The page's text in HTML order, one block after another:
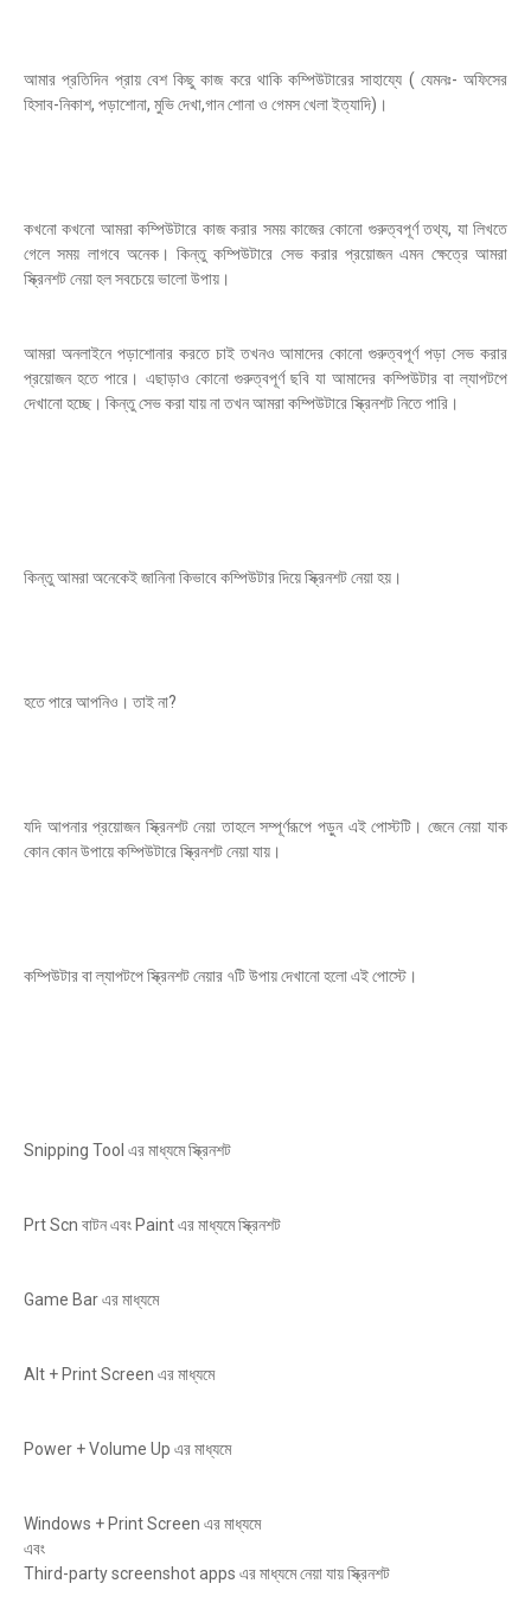
আমার প্রতিদিন প্রায় বেশ কিছু কাজ করে থাকি কম্পিউটারের সাহায্যে ( যেমনঃ- অফিসের
হিসাব-নিকাশ, পড়াশোনা, মুভি দেখা,গান শোনা ও গেমস খেলা ইত্যাদি)।
কখনো কখনো আমরা কম্পিউটারে কাজ করার সময় কাজের কোনো গুরুত্বপূর্ণ তথ্য, যা লিখতে
গেলে সময় লাগবে অনেক। কিন্তু কম্পিউটারে সেভ করার প্রয়োজন এমন ক্ষেত্রে আমরা
স্ক্রিনশট নেয়া হল সবচেয়ে ভালো উপায়।
আমরা অনলাইনে পড়াশোনার করতে চাই তখনও আমাদের কোনো গুরুত্বপূর্ণ পড়া সেভ করার
প্রয়োজন হতে পারে। এছাড়াও কোনো গুরুত্বপূর্ণ ছবি যা আমাদের কম্পিউটার বা ল্যাপটপে
দেখানো হচ্ছে। কিন্তু সেভ করা যায় না তখন আমরা কম্পিউটারে স্ক্রিনশট নিতে পারি।
কিন্তু আমরা অনেকেই জানিনা কিভাবে কম্পিউটার দিয়ে স্ক্রিনশট নেয়া হয়।
হতে পারে আপনিও। তাই না?
যদি আপনার প্রয়োজন স্ক্রিনশট নেয়া তাহলে সম্পূর্ণরূপে পড়ুন এই পোস্টটি। জেনে নেয়া যাক
কোন কোন উপায়ে কম্পিউটারে স্ক্রিনশট নেয়া যায়।
কম্পিউটার বা ল্যাপটপে স্ক্রিনশট নেয়ার ৭টি উপায় দেখানো হলো এই পোস্টে।
Snipping Tool এর মাধ্যমে স্ক্রিনশট
Prt Scn বাটন এবং Paint এর মাধ্যমে স্ক্রিনশট
Game Bar এর মাধ্যমে
Alt + Print Screen এর মাধ্যমে
Power + Volume Up এর মাধ্যমে
Windows + Print Screen এর মাধ্যমে
এবং
Third-party screenshot apps এর মাধ্যমে নেয়া যায় স্ক্রিনশট